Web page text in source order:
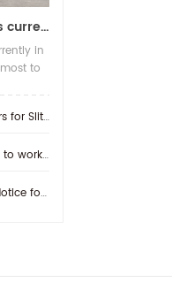
A new container loading is currently in progress.
in
to
Slip Shaft
Feb.25th.
Region